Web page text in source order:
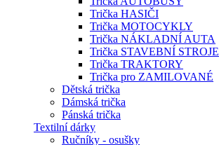
Trička HASIČI
Trička MOTOCYKLY
Trička NÁKLADNÍ AUTA
Trička STAVEBNÍ STROJE
Trička TRAKTORY
Trička pro ZAMILOVANÉ
Dětská trička
Dámská trička
Pánská trička
Textilní dárky
Ručníky - osušky